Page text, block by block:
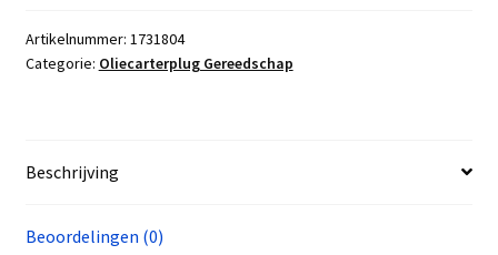
Artikelnummer: 1731804
Categorie: Oliecarterplug Gereedschap
Beschrijving
Beoordelingen (0)